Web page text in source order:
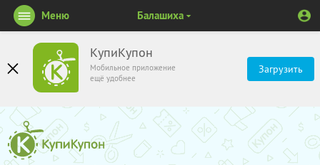
КупиКупон
Мобильное приложение
ещё удобнее
Загрузить
Меню Балашиха